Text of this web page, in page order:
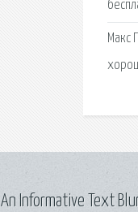
Макс
An Informative Text